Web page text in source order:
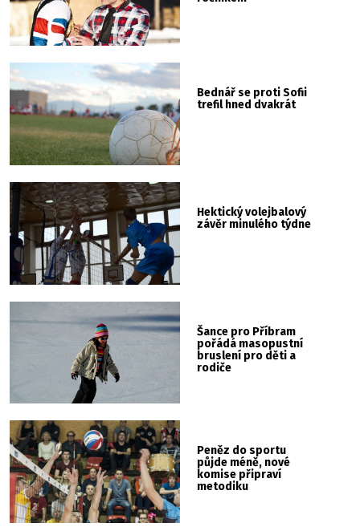
Bednář se proti Sofii
trefil hned dvakrát
Hektický volejbalový
závěr minulého týdne
Šance pro Příbram
pořádá masopustní
bruslení pro děti a
rodiče
Peněz do sportu
půjde méně, nové
komise připraví
metodiku